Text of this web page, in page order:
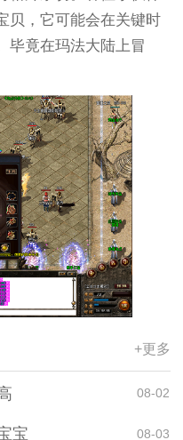
贝，它可能会在关键时
毕竟在玛法大陆上冒
+更多
08-02
宝 08-03